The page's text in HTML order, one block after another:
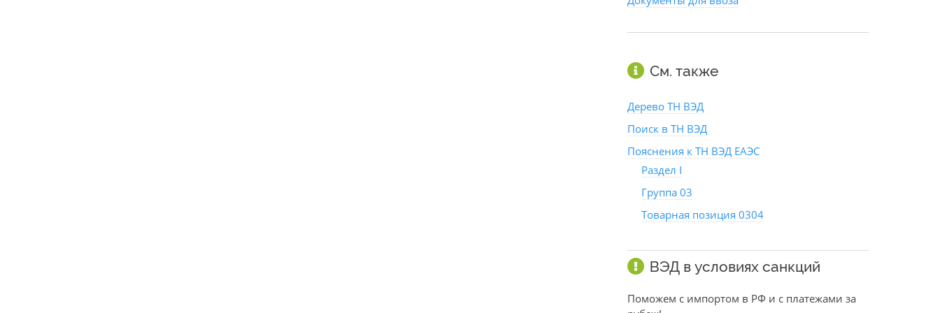
См. также
Дерево ТН ВЭД
Поиск в ТН ВЭД
Пояснения к ТН ВЭД ЕАЭС
Раздел I
Группа 03
Товарная позиция 0304
ВЭД в условиях санкций
Поможем с импортом в РФ и с платежами за